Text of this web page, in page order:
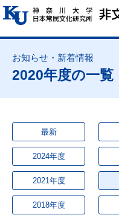
2020年度の一覧
最新
2024年度
2021年度
2018年度